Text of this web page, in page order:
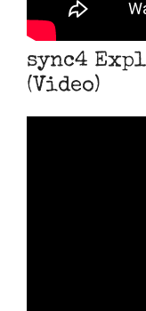
sync4
(Video)